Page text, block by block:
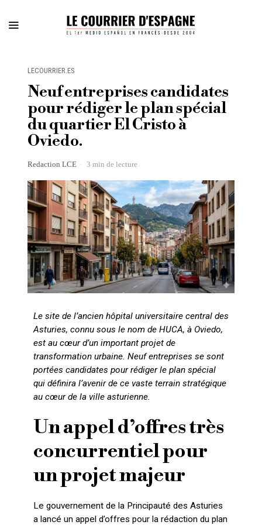
LECOURRIER.ES
Neuf entreprises candidates
pour rédiger le plan spécial
du quartier El Cristo à
Oviedo.
Redaction LCE 3 min de lecture
Le site de l’ancien hôpital universitaire central des
Asturies, connu sous le nom de HUCA, à Oviedo,
est au cœur d’un important projet de
transformation urbaine. Neuf entreprises se sont
portées candidates pour rédiger le plan spécial
qui définira l’avenir de ce vaste terrain stratégique
au cœur de la ville asturienne.
Un appel d’offres très
concurrentiel pour
un projet majeur
Le gouvernement de la Principauté des Asturies
a lancé un appel d’offres pour la rédaction du plan